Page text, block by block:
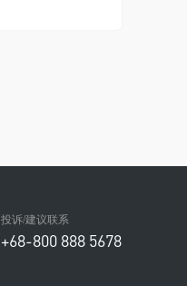
投诉/建议联系
+68-800 888 5678